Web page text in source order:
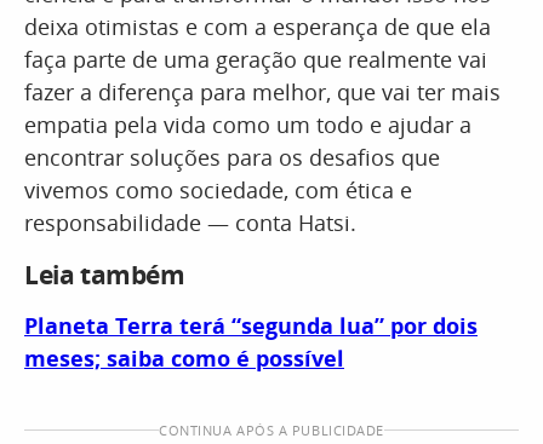
deixa otimistas e com a esperança de que ela
faça parte de uma geração que realmente vai
fazer a diferença para melhor, que vai ter mais
empatia pela vida como um todo e ajudar a
encontrar soluções para os desafios que
vivemos como sociedade, com ética e
responsabilidade — conta Hatsi.
Leia também
Planeta Terra terá “segunda lua” por dois
meses; saiba como é possível
CONTINUA APÓS A PUBLICIDADE